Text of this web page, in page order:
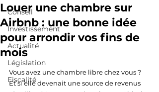
Conseil
Investissement
Actualité
Législation
Fiscalité
Louer une chambre sur
Airbnb : une bonne idée
pour arrondir vos fins de
mois
Vous avez une chambre libre chez vous ?
Et si elle devenait une source de revenus